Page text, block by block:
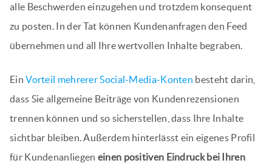
alle Beschwerden einzugehen und trotzdem konsequent
zu posten. In der Tat können Kundenanfragen den Feed
übernehmen und all Ihre wertvollen Inhalte begraben.
EinVorteil mehrerer Social-Media-Konten besteht darin,
dass Sie allgemeine Beiträge von Kundenrezensionen
trennen können und so sicherstellen, dass Ihre Inhalte
sichtbar bleiben. Außerdem hinterlässt ein eigenes Profil
für Kundenanliegen einen positiven Eindruck bei Ihren